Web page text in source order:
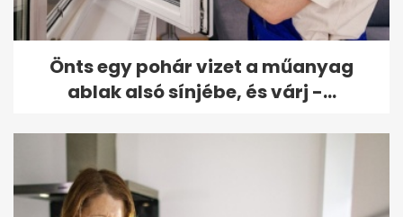
Önts egy pohár vizet a műanyag
ablak alsó sínjébe, és várj -...